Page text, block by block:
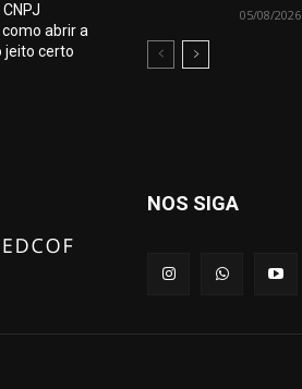
abrir a
jeito certo
05/08/2026
NOS SIGA